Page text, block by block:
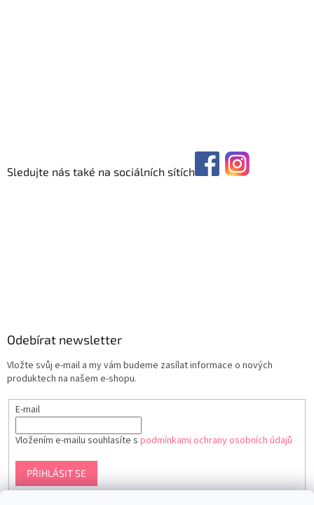
Sledujte nás také na sociálních sítích
Odebírat newsletter
Vložte svůj e-mail a my vám budeme zasílat informace o nových
produktech na našem e-shopu.
E-mail
Vložením e-mailu souhlasíte s podmínkami ochrany osobních údajů
PŘIHLÁSIT SE